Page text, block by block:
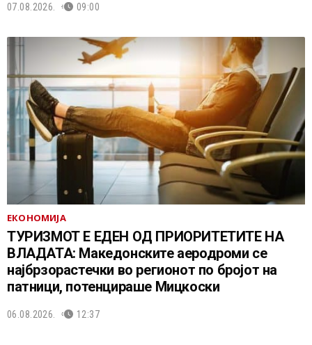
07.08.2026. 09:00
ЕКОНОМИЈА
ТУРИЗМОТ Е ЕДЕН ОД ПРИОРИТЕТИТЕ НА
ВЛАДАТА: Македонските аеродроми се
најбрзорастечки во регионот по бројот на
патници, потенцираше Мицкоски
06.08.2026. 12:37